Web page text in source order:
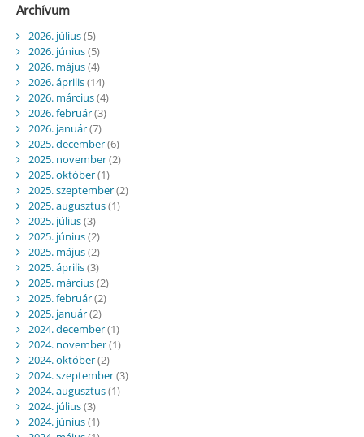
Archívum
2026. július(5)
2026. június(5)
2026. május(4)
2026. április(14)
2026. március(4)
2026. február(3)
2026. január(7)
2025. december(6)
2025. november(2)
2025. október(1)
2025. szeptember(2)
2025. augusztus(1)
2025. július(3)
2025. június(2)
2025. május(2)
2025. április(3)
2025. március(2)
2025. február(2)
2025. január(2)
2024. december(1)
2024. november(1)
2024. október(2)
2024. szeptember(3)
2024. augusztus(1)
2024. július(3)
2024. június(1)